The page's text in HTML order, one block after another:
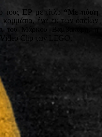
τους ΕΡ με τίτλο “Με πόση
κομμάτια, ένα εκ των οποίων
του Μάρκου Βαμβακάρη, η
Video Clip των LEGO.